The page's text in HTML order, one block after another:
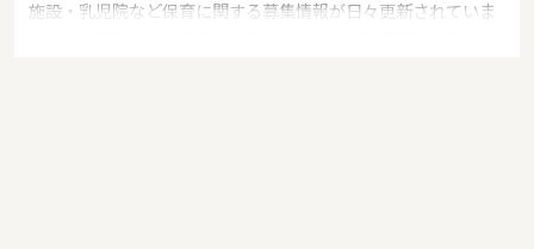
施設・乳児院など保育に関する募集情報が日々更新されていま